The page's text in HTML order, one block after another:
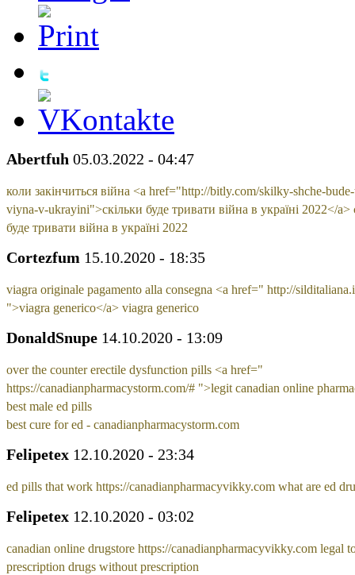
Abertfuh 05.03.2022 - 04:47
коли закінчиться війна <a href="http://bitly.com/skilky-shche-
viyna-v-ukrayini">скільки буде тривати війна в україні 2022</a>
буде тривати війна в україні 2022
Cortezfum 15.10.2020 - 18:35
viagra originale pagamento alla consegna <a href=" http://
">viagra generico</a> viagra generico
DonaldSnupe 14.10.2020 - 13:09
over the counter erectile dysfunction pills <a href="
https://canadianpharmacystorm.com/# ">legit canadian online
best male ed pills
best cure for ed - canadianpharmacystorm.com
Felipetex 12.10.2020 - 23:34
ed pills that work https://canadianpharmacyvikky.com what are ed
Felipetex 12.10.2020 - 03:02
canadian online drugstore https://canadianpharmacyvikky.com legal
prescription drugs without prescription